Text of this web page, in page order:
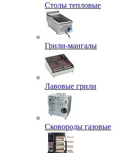
Столы тепловые
Грили-мангалы
Лавовые грили
Сковороды газовые